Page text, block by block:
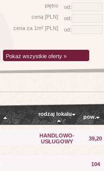
piętro
od:
cena [PLN]
od:
cena za 1m² [PLN]
od:
Pokaż wszystkie oferty »
rodzaj lokalu pow.
HANDLOWO-
USŁUGOWY
39,20
104